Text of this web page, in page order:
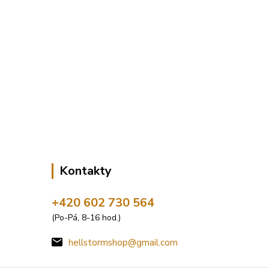
Kontakty
+420 602 730 564
(Po-Pá, 8-16 hod.)
hellstormshop@gmail.com